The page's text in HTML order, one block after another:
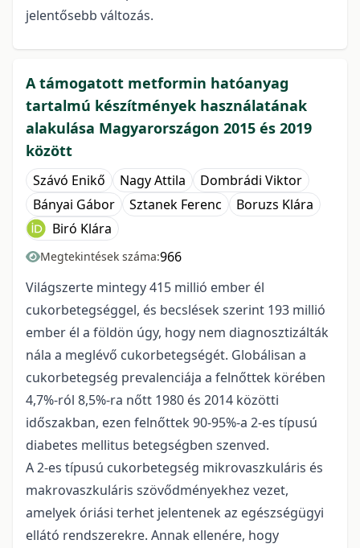
jelentősebb változás.
A támogatott metformin hatóanyag
tartalmú készítmények használatának
alakulása Magyarországon 2015 és 2019
között
Szávó Enikő Nagy Attila
Dombrádi Viktor
Bányai Gábor
Sztanek Ferenc
Boruzs Klára
Biró Klára
Megtekintések száma:966
Világszerte mintegy 415 millió ember él
cukorbetegséggel, és becslések szerint 193 millió
ember él a földön úgy, hogy nem diagnosztizálták
nála a meglévő cukorbetegségét. Globálisan a
cukorbetegség prevalenciája a felnőttek körében
4,7%-ról 8,5%-ra nőtt 1980 és 2014 közötti
időszakban, ezen felnőttek 90-95%-a 2-es típusú
diabetes mellitus betegségben szenved.
A 2-es típusú cukorbetegség mikrovaszkuláris és
makrovaszkuláris szövődményekhez vezet,
amelyek óriási terhet jelentenek az egészségügyi
ellátó rendszerekre. Annak ellenére, hogy